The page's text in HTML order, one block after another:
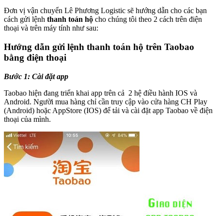
Đơn vị vận chuyển Lê Phương Logistic sẽ hướng dẫn cho các bạn
cách gửi lệnh thanh toán hộ cho chúng tôi theo 2 cách trên điện
thoại và trên máy tính như sau:
Hướng dẫn gửi lệnh thanh toán hộ trên Taobao
bằng điện thoại
Bước 1: Cài đặt app
Taobao hiện đang triển khai app trên cả 2 hệ điều hành IOS và
Android. Người mua hàng chỉ cần truy cập vào cửa hàng CH Play
(Android) hoặc AppStore (IOS) để tải và cài đặt app Taobao về điện
thoại của mình.